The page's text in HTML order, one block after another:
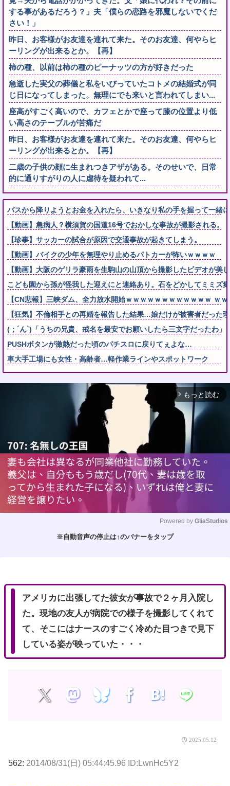
する事があるだろう？」夫「僕らの恋路を邪魔しないでくだ
さい！」
昨日、お客様がお友達を連れて来た。そのお友達、何やらヒ
ーリングが出来るとか。【再】
柿の種、以前は柿の種のピーナッツの方が好きだった
急逝した実父の葬儀と私をいびっていたコトメの結婚式が同
じ日になってしまった。無理にでも来いと言われてしまい...
座高がすごく高いので、カフェとかで座って膝の位置より低
い高さのテーブルが苦痛だ
昨日、お客様がお友達を連れて来た。そのお友達、何やらヒ
ーリングが出来るとか。【再】
二歳の子供の顔に生まれつきアザがある。そのせいで、日常
的に通りすがりの人に虐待を疑われて...
バスから降りようとお金を入れたら、いきなり私の手を握って一緒
【動画】急病人？横須賀の国道16号でおかしな事故が撮影される。
【珍事】サッカーの試合が原因で交通事故が起きてしまう。
【動画】バイクの少年を無理やり止めるパトカーが怖いｗｗｗｗ
【動画】大阪のゲリラ豪雨を生駒山の山頂から撮影したビデオが美
こども園から孫が怪我した迎えにと連絡あり。石をどかしてミミズ
【CN悲報】三峡ダム、全力放水開始ｗｗｗｗｗｗｗｗｗｗｗｗ ｗｗ
【狂気】不倫相手との再婚を報告した結果…娘だけが被害者だった
(；´ん`)「うちの兄貴、戒名を最安でお願いしたら三文字だったわ」
PUSHボタンが激熱だった頃のパチスロに戻りてぇよな…
車大手工場にも女性・高齢者…軽作業ラインやスポットワーク
arrow_forward_ios もっと読む
Powered by GliaStudios
※自動音声の停止は↑のバナーをタップ
アメリカに出張してた彼女が事故で２ヶ月入院し
た。現地の友人が病院での様子を撮影してくれて
て、そこにはナースのすごく冷めた目つきで見下
している姿が映っていた・・・
2025.05.12
562: 2014/08/31(日) 05:44:45.96 ID:LwnHc5Y2